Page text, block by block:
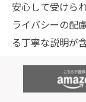
安心して受けら
ライバシーの配
る丁寧な説明が
るからです。例
ンセリングを徹